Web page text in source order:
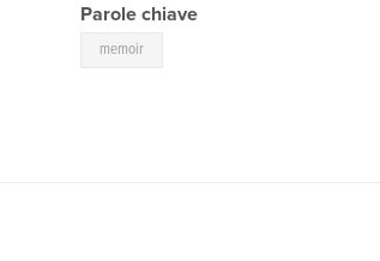
Parole chiave
memoir